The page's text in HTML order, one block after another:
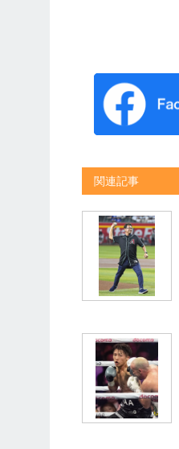
関連記事